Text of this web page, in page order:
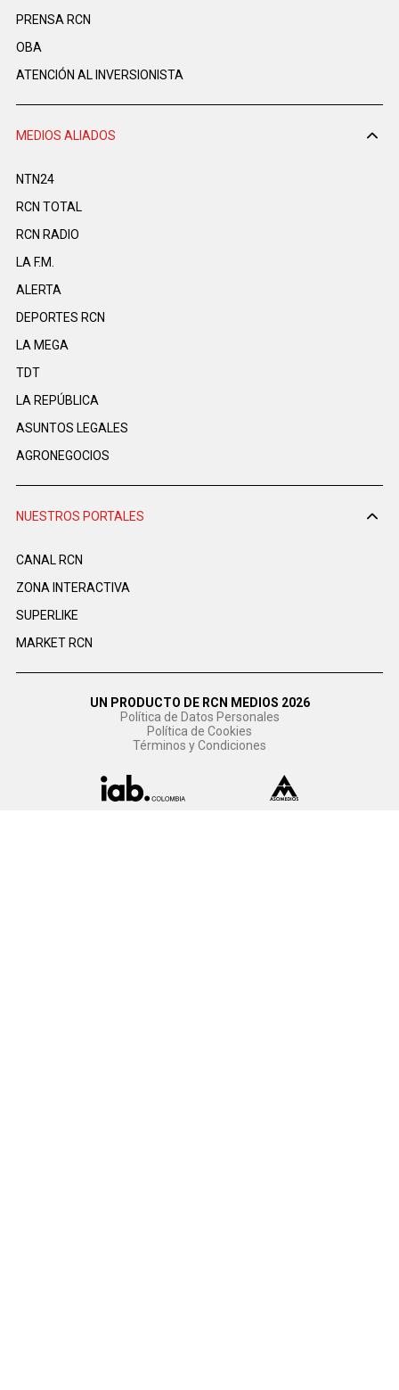
PRENSA RCN
OBA
ATENCIÓN AL INVERSIONISTA
MEDIOS ALIADOS
NTN24
RCN TOTAL
RCN RADIO
LA F.M.
ALERTA
DEPORTES RCN
LA MEGA
TDT
LA REPÚBLICA
ASUNTOS LEGALES
AGRONEGOCIOS
NUESTROS PORTALES
CANAL RCN
ZONA INTERACTIVA
SUPERLIKE
MARKET RCN
UN PRODUCTO DE RCN MEDIOS 2026
Política de Datos Personales
Política de Cookies
Términos y Condiciones